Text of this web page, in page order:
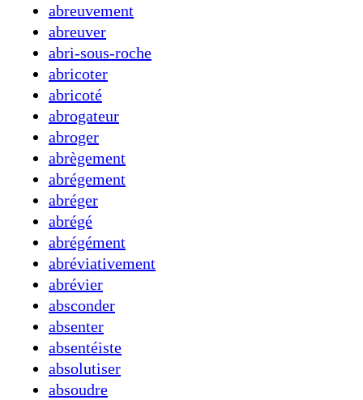
abreuvement
abreuver
abri-sous-roche
abricoter
abricoté
abrogateur
abroger
abrègement
abrégement
abréger
abrégé
abrégément
abréviativement
abrévier
absconder
absenter
absentéiste
absolutiser
absoudre